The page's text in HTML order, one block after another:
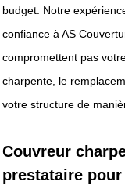
budget. Notre
confiance à AS
compromettent pas
charpente, le
votre structure de
Couvreur
prestataire